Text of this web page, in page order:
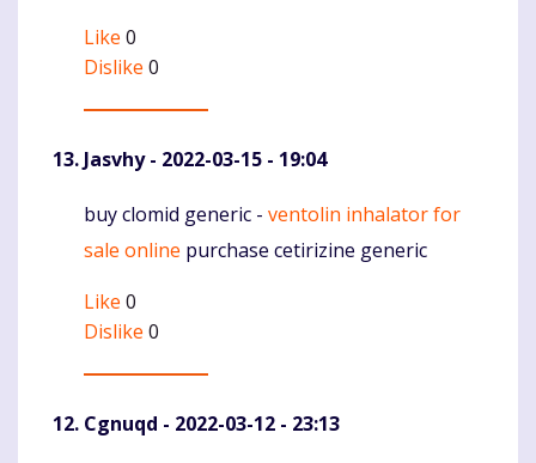
Like 0
Dislike 0
Jasvhy- 2022-03-15 - 19:04
Komentaras
buy clomid generic - ventolin inhalator for
sale online purchase cetirizine generic
Like 0
Dislike 0
Cgnuqd - 2022-03-12 - 23:13